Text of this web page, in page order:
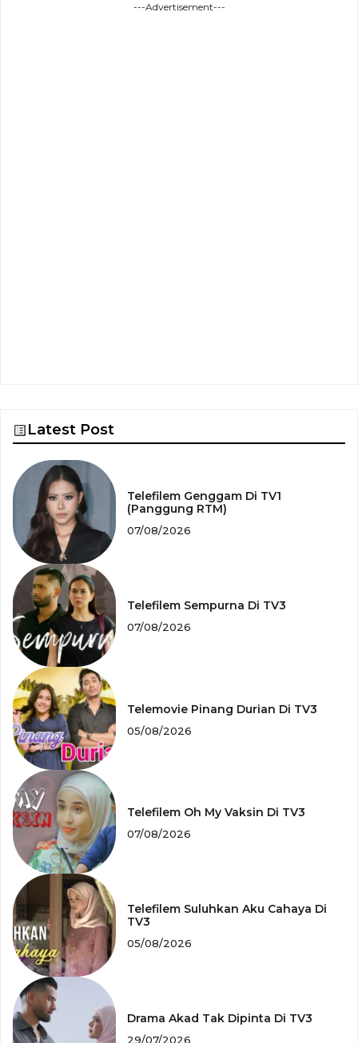
---Advertisement---
Latest Post
Telefilem Genggam Di TV1
(Panggung RTM)
07/08/2026
Telefilem Sempurna Di TV3
07/08/2026
Telemovie Pinang Durian Di TV3
05/08/2026
Telefilem Oh My Vaksin Di TV3
07/08/2026
Telefilem Suluhkan Aku Cahaya Di
TV3
05/08/2026
Drama Akad Tak Dipinta Di TV3
29/07/2026